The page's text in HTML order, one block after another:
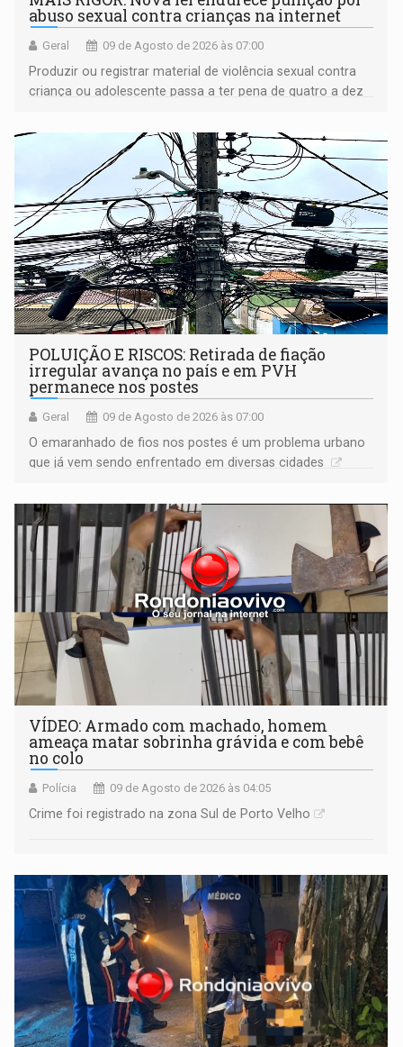
abuso sexual contra crianças na internet
Geral 09 de Agosto de 2026 às 07:00
Produzir ou registrar material de violência sexual contra
criança ou adolescente passa a ter pena de quatro a dez
POLUIÇÃO E RISCOS: Retirada de fiação
irregular avança no país e em PVH
permanece nos postes
Geral 09 de Agosto de 2026 às 07:00
O emaranhado de fios nos postes é um problema urbano
que já vem sendo enfrentado em diversas cidades
VÍDEO: Armado com machado, homem
ameaça matar sobrinha grávida e com bebê
no colo
Polícia 09 de Agosto de 2026 às 04:05
Crime foi registrado na zona Sul de Porto Velho